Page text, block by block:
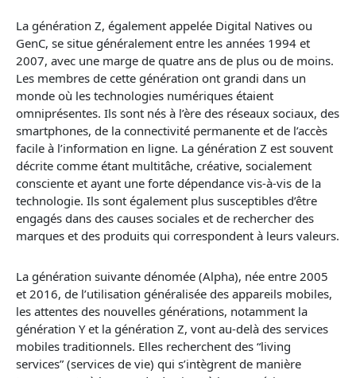
La génération Z, également appelée Digital Natives ou
GenC, se situe généralement entre les années 1994 et
2007, avec une marge de quatre ans de plus ou de moins.
Les membres de cette génération ont grandi dans un
monde où les technologies numériques étaient
omniprésentes. Ils sont nés à l’ère des réseaux sociaux, des
smartphones, de la connectivité permanente et de l’accès
facile à l’information en ligne. La génération Z est souvent
décrite comme étant multitâche, créative, socialement
consciente et ayant une forte dépendance vis-à-vis de la
technologie. Ils sont également plus susceptibles d’être
engagés dans des causes sociales et de rechercher des
marques et des produits qui correspondent à leurs valeurs.
La génération suivante dénomée (Alpha), née entre 2005
et 2016, de l’utilisation généralisée des appareils mobiles,
les attentes des nouvelles générations, notamment la
génération Y et la génération Z, vont au-delà des services
mobiles traditionnels. Elles recherchent des “living
services” (services de vie) qui s’intègrent de manière